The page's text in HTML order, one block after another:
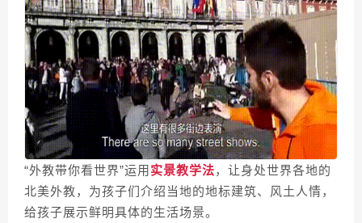
“外教带你看世界”运用 实景教学法，让身处世界各地的
北美外教，为孩子们介绍当地的地标建筑、风土人情，
给孩子展示鲜明具体的生活场景。